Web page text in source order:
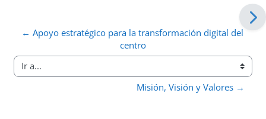
← Apoyo estratégico para la transformación digital del
centro
Ir a...
Misión, Visión y Valores →